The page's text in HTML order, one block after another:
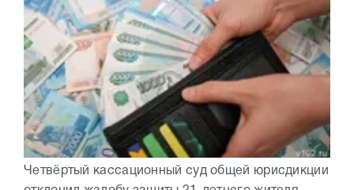
Четвёртый кассационный суд общей юрисдикции